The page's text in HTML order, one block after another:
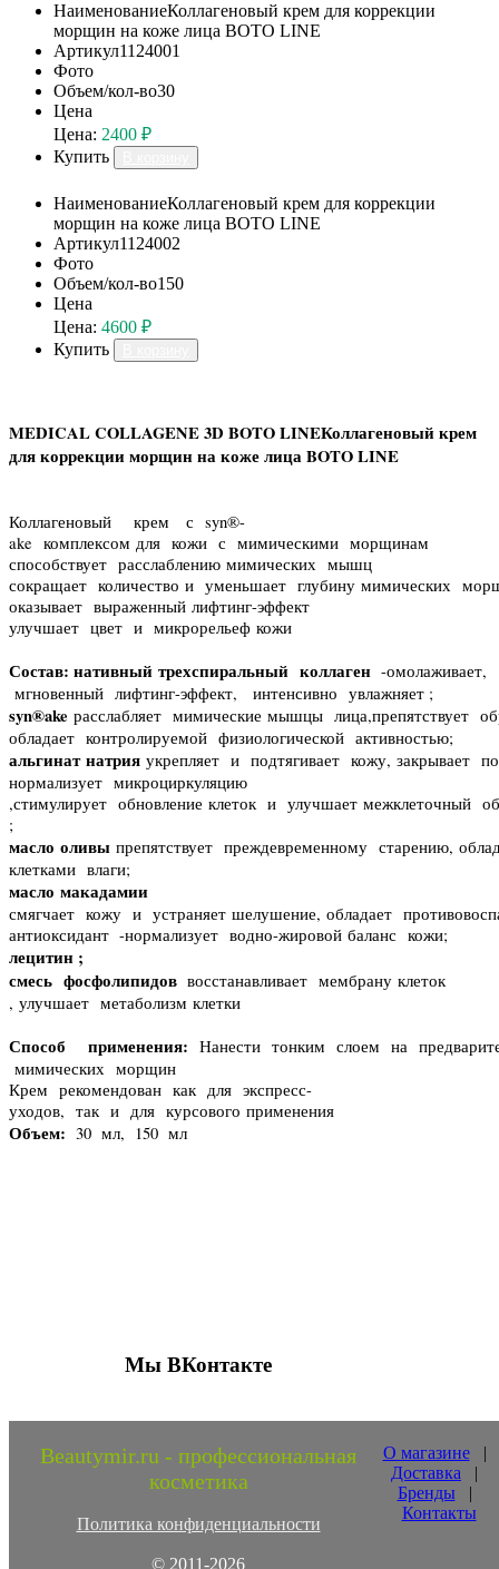
НаименованиеКоллагеновый крем для коррекции
морщин на коже лица BOTO LINE
Артикул1124001
Фото
Объем/кол-во30
Цена
Цена: 2400 ₽
Купить
НаименованиеКоллагеновый крем для коррекции
морщин на коже лица BOTO LINE
Артикул1124002
Фото
Объем/кол-во150
Цена
Цена: 4600 ₽
Купить
MEDICAL COLLAGENE 3D BOTO LINEКоллагеновый крем
для коррекции морщин на коже лица BOTO LINE
Коллагеновый крем с syn®-
ake комплексом для кожи с мимическими морщинам
способствует расслаблению мимических мышц
сокращает количество и уменьшает глубину мимических
оказывает выраженный лифтинг-эффект
улучшает цвет и микрорельеф кожи
Состав: нативный трехспиральный коллаген -омолаживает,
мгновенный лифтинг-эффект, интенсивно увлажняет ;
syn®ake расслабляет мимические мышцы лица,препятствует
обладает контролируемой физиологической активностью;
альгинат натрия укрепляет и подтягивает кожу, закрывает
нормализует микроциркуляцию
,стимулирует обновление клеток и улучшает межклеточный
;
масло оливы препятствует преждевременному старению,
клетками влаги;
масло макадамии
смягчает кожу и устраняет шелушение, обладает
антиоксидант -нормализует водно-жировой баланс кожи;
лецитин ;
смесь фосфолипидов восстанавливает мембрану клеток
, улучшает метаболизм клетки
Способ применения: Нанести тонким слоем на
мимических морщин
Крем рекомендован как для экспресс-
уходов, так и для курсового применения
Объем: 30 мл, 150 мл
Мы ВКонтакте
Beautymir.ru - профессиональная
косметика
Политика конфиденциальности
© 2011-2026
О магазине|
Доставка |
Бренды |
Контакты